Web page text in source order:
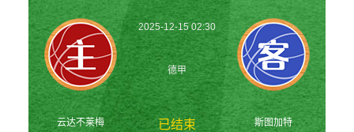
云达不莱梅
2025-12-15 02:30
德甲
已结束 斯图加特